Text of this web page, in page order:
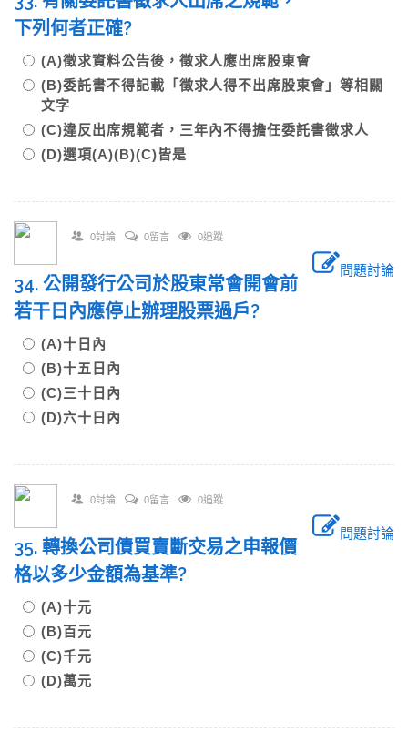
下列何者正確?
(A)徵求資料公告後，徵求人應出席股東會
(B)委託書不得記載「徵求人得不出席股東會」等相關
文字
(C)違反出席規範者，三年內不得擔任委託書徵求人
(D)選項(A)(B)(C)皆是
0討論 0留言 0追蹤
問題討論
34. 公開發行公司於股東常會開會前
若干日內應停止辦理股票過戶?
(A)十日內
(B)十五日內
(C)三十日內
(D)六十日內
0討論 0留言 0追蹤
問題討論
35. 轉換公司債買賣斷交易之申報價
格以多少金額為基準?
(A)十元
(B)百元
(C)千元
(D)萬元